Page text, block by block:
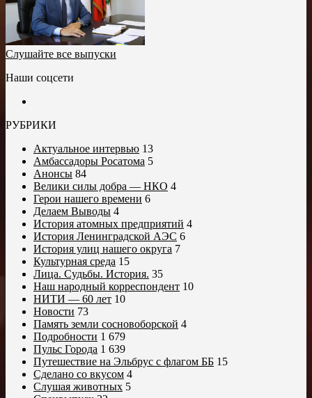
Слушайте все выпуски
Наши соцсети
РУБРИКИ
Актуальное интервью 13
Амбассадоры Росатома 5
Анонсы 84
Велики силы добра — НКО 4
Герои нашего времени 6
Делаем Выводы 4
История атомных предприятий 4
История Ленинградской АЭС 6
История улиц нашего округа 7
Культурная среда 15
Лица. Судьбы. История. 35
Наш народный корреспондент 10
НИТИ — 60 лет 10
Новости 73
Память земли сосновоборской 4
Подробности 1 679
Пульс Города 1 639
Путешествие на Эльбрус с флагом ББ 15
Сделано со вкусом 4
Слушая животных 5